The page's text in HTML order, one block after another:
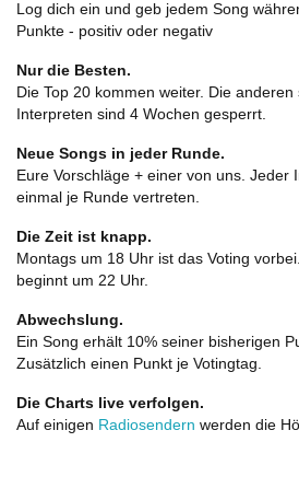
Log dich ein und geb jedem Song
Punkte - positiv oder negativ
Nur die Besten.
Die Top 20 kommen weiter. Die
Interpreten sind 4 Wochen gesperrt.
Neue Songs in jeder Runde.
Eure Vorschläge + einer von uns. Jeder
einmal je Runde vertreten.
Die Zeit ist knapp.
Montags um 18 Uhr ist das Voting
beginnt um 22 Uhr.
Abwechslung.
Ein Song erhält 10% seiner bisherigen
Zusätzlich einen Punkt je Votingtag.
Die Charts live verfolgen.
Auf einigen Radiosendern werden die